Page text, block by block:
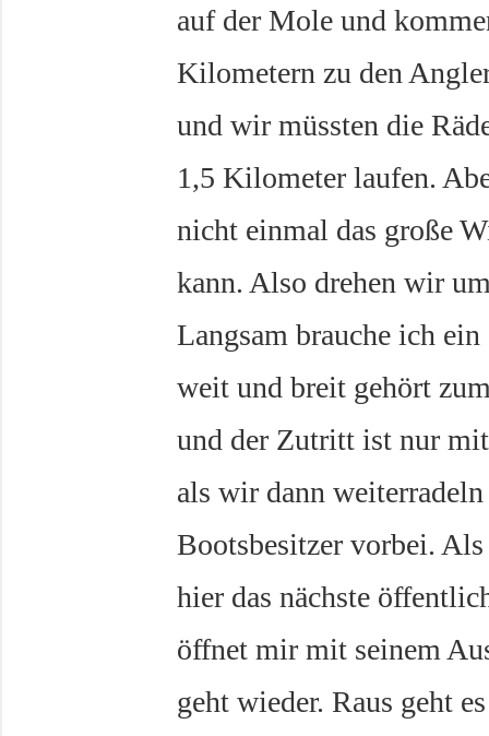
auf der Mole und
Kilometern zu den
und wir müssten die
1,5 Kilometer laufen.
nicht einmal das große
kann. Also drehen wir
Langsam brauche ich
weit und breit gehört
und der Zutritt ist nur
als wir dann
Bootsbesitzer vorbei.
hier das nächste
öffnet mir mit seinem
geht wieder. Raus geht